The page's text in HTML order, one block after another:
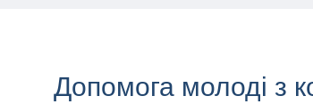
Допомога молоді з